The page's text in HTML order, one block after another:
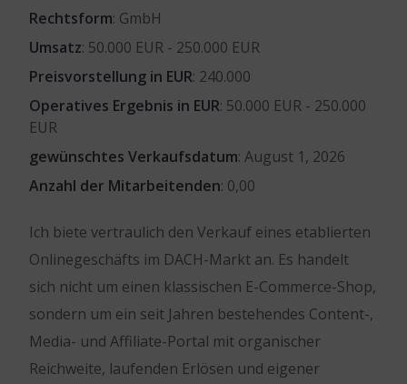
Rechtsform: GmbH
Umsatz: 50.000 EUR - 250.000 EUR
Preisvorstellung in EUR: 240.000
Operatives Ergebnis in EUR: 50.000 EUR - 250.000
EUR
gewünschtes Verkaufsdatum: August 1, 2026
Anzahl der Mitarbeitenden: 0,00
Ich biete vertraulich den Verkauf eines etablierten
Onlinegeschäfts im DACH-Markt an. Es handelt
sich nicht um einen klassischen E-Commerce-Shop,
sondern um ein seit Jahren bestehendes Content-,
Media- und Affiliate-Portal mit organischer
Reichweite, laufenden Erlösen und eigener